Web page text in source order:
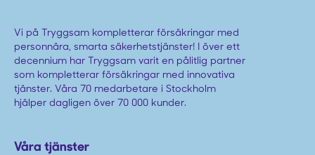
Vi på Tryggsam kompletterar försäkringar med
personnära, smarta säkerhetstjänster! I över ett
decennium har Tryggsam varit en pålitlig partner
som kompletterar försäkringar med innovativa
tjänster. Våra 70 medarbetare i Stockholm
hjälper dagligen över 70 000 kunder.
Våra tjänster